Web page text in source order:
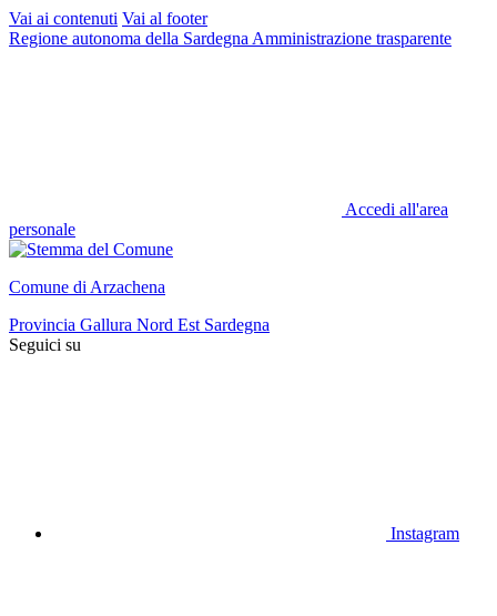
Vai ai contenuti Vai al footer
Regione autonoma della Sardegna Amministrazione trasparente
Accedi all'area
personale
Comune di Arzachena
Provincia Gallura Nord Est Sardegna
Seguici su
Instagram